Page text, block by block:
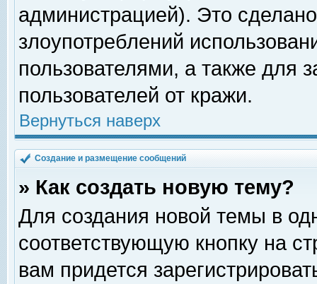
администрацией). Это
злоупотреблений
пользователями, а также для
пользователей от кражи.
Вернуться наверх
Создание и размещение сообщений
» Как создать новую тему?
Для создания новой темы в
соответствующую кнопку на
вам придется